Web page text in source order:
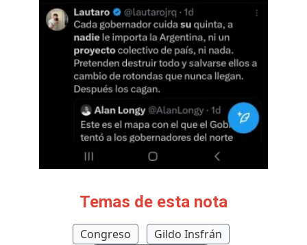
Temas de esta nota
Congreso
Gildo Insfrán